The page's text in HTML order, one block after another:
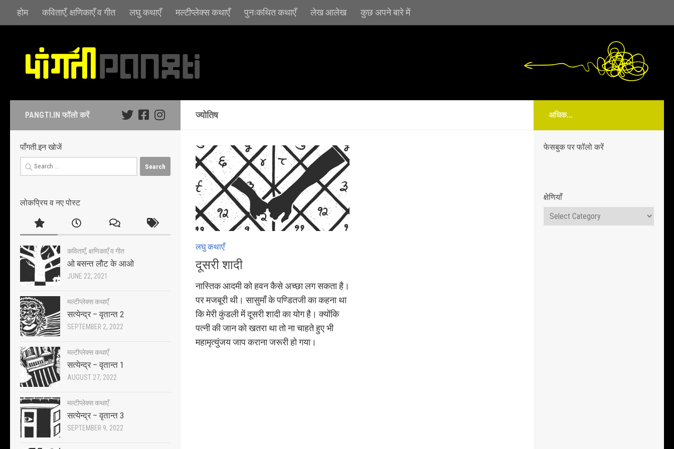
Skip to content
होम कविताएँ, क्षणिकाएँ व गीत लघु कथाएँ मल्टीप्लेक्स कथाएँ पुनःकथित कथाएँ लेख आलेख कुछ अपने बारे में
ज्योतिष
लघु कथाएँ
दूसरी शादी
नास्तिक आदमी को हवन कैसे अच्छा लग सकता है।
पर मजबूरी थी। सासुमाँ के पण्डितजी का कहना था
कि मेरी कुंडली में दूसरी शादी का योग है। क्योंकि
पत्नी की जान को खतरा था तो ना चाहते हुए भी
महामृत्युंजय जाप कराना जरूरी हो गया।
PANGTI.IN फॉलो करें
पाँगती.इन खोजें
Search
for:
लोकप्रिय व नए पोस्ट
कविताएँ, क्षणिकाएँ व गीत
ओ बसन्त लौट के आओ
JUNE 22, 2021
मल्टीप्लेक्स कथाएँ
सत्येन्द्र – वृतान्त 2
SEPTEMBER 2, 2022
मल्टीप्लेक्स कथाएँ
सत्येन्द्र – वृतान्त 1
AUGUST 27, 2022
मल्टीप्लेक्स कथाएँ
सत्येन्द्र – वृतान्त 3
SEPTEMBER 9, 2022
अधिक...
फेसबुक पर फॉलो करें
क्षेणियाँ
क्षेणियाँ